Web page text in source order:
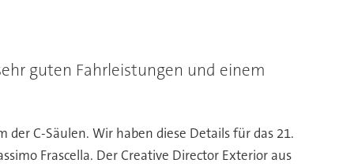
guten Fahrleistungen und einem
C-Säulen. Wir haben diese Details für das 21.
Frascella. Der Creative Director Exterior aus